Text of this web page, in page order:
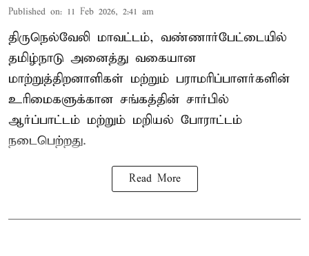
Published on: 11 Feb 2026, 2:41 am
திருநெல்வேலி மாவட்டம், வண்ணார்பேட்டையில்
தமிழ்நாடு அனைத்து வகையான
மாற்றுத்திறனாளிகள் மற்றும் பராமரிப்பாளர்களின்
உரிமைகளுக்கான சங்கத்தின் சார்பில்
ஆர்ப்பாட்டம் மற்றும் மறியல் போராட்டம்
நடைபெற்றது.
Read More